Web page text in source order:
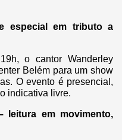
especial em tributo a
o cantor Wanderley
Belém para um show
O evento é presencial,
indicativa livre.
leitura em movimento,